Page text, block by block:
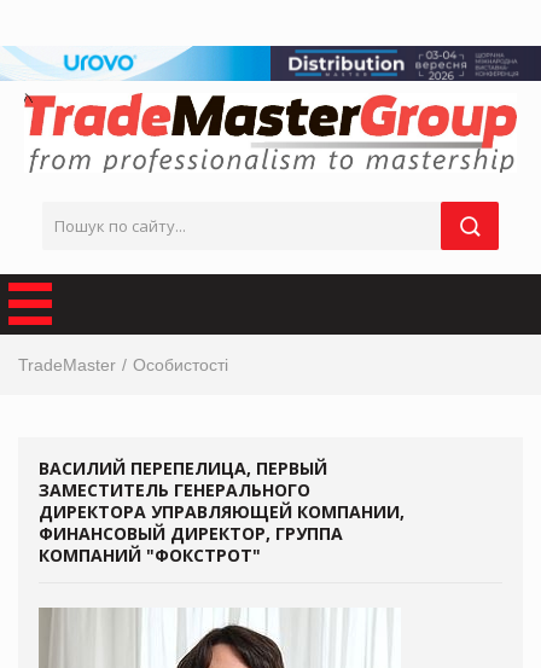
TradeMaster Особистості
ВАСИЛИЙ ПЕРЕПЕЛИЦА, ПЕРВЫЙ
ЗАМЕСТИТЕЛЬ ГЕНЕРАЛЬНОГО
ДИРЕКТОРА УПРАВЛЯЮЩЕЙ КОМПАНИИ,
ФИНАНСОВЫЙ ДИРЕКТОР, ГРУППА
КОМПАНИЙ "ФОКСТРОТ"